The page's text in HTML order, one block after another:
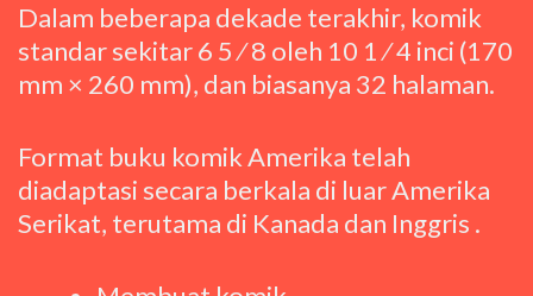
Dalam beberapa dekade terakhir, komik
standar sekitar 6 5 ⁄ 8 oleh 10 1 ⁄ 4 inci (170
mm × 260 mm), dan biasanya 32 halaman.
Format buku komik Amerika telah
diadaptasi secara berkala di luar Amerika
Serikat, terutama di Kanada dan Inggris .